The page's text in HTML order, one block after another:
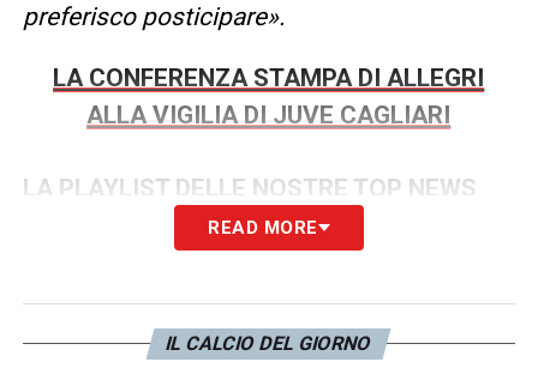
preferisco posticipare».
LA CONFERENZA STAMPA DI ALLEGRI
ALLA VIGILIA DI JUVE CAGLIARI
LA PLAYLIST DELLE NOSTRE TOP NEWS
READ MORE
IL CALCIO DEL GIORNO